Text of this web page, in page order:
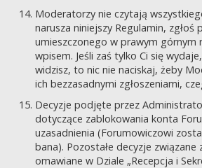
Moderatorzy nie czytają
narusza niniejszy Regulamin, zgłoś
umieszczonego w prawym górnym
wpisem. Jeśli zaś tylko Ci się
widzisz, to nic nie naciskaj, żeby
ich bezzasadnymi zgłoszeniami,
Decyzje podjęte przez
dotyczące zablokowania konta
uzasadnienia (Forumowiczowi
bana). Pozostałe decyzje
omawiane w Dziale „Recepcja i